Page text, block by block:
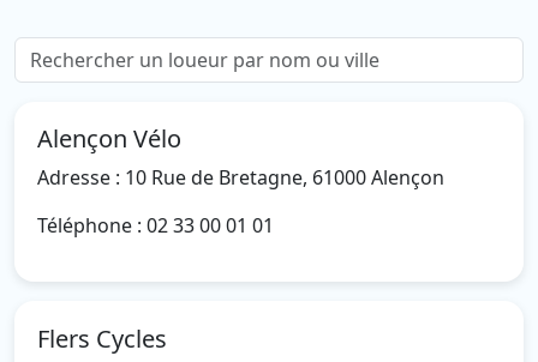
Alençon Vélo
Adresse : 10 Rue de Bretagne, 61000 Alençon
Téléphone : 02 33 00 01 01
Flers Cycles